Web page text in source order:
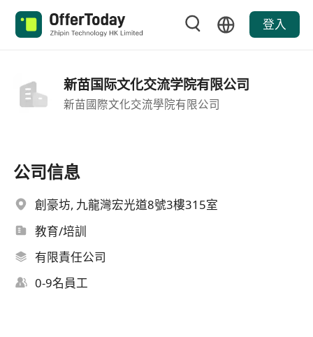
登入
新苗国际文化交流学院有限公司
新苗國際文化交流學院有限公司
公司信息
創豪坊, 九龍灣宏光道8號3樓315室
教育/培訓
有限責任公司
0-9名員工